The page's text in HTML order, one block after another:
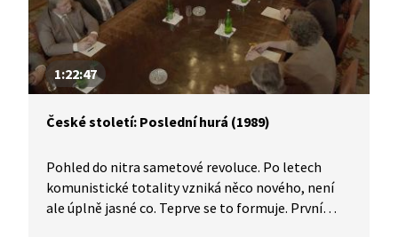
1:22:47
České století: Poslední hurá (1989)
Pohled do nitra sametové revoluce. Po letech
komunistické totality vzniká něco nového, není
ale úplně jasné co. Teprve se to formuje. První